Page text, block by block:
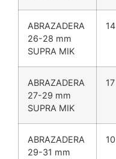
ABRAZADERA
26-28 mm
SUPRA MIK
14
ABRAZADERA
27-29 mm
SUPRA MIK
17
ABRAZADERA
29-31 mm
10